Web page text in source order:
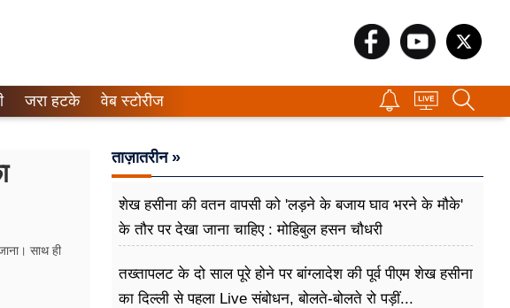
जरा हटके वेब स्टोरीज
साथ ही
ताज़ातरीन »
शेख हसीना की वतन वापसी को 'लड़ने के बजाय घाव भरने के मौके'
के तौर पर देखा जाना चाहिए : मोहिबुल हसन चौधरी
तख्तापलट के दो साल पूरे होने पर बांग्लादेश की पूर्व पीएम शेख हसीना
का दिल्ली से पहला Live संबोधन, बोलते-बोलते रो पड़ीं...